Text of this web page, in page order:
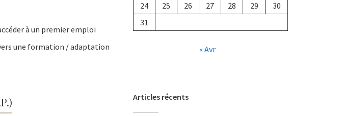
à un premier emploi
une formation / adaptation
24
25 26 27 28 29
30
31
« Avr
Articles récents